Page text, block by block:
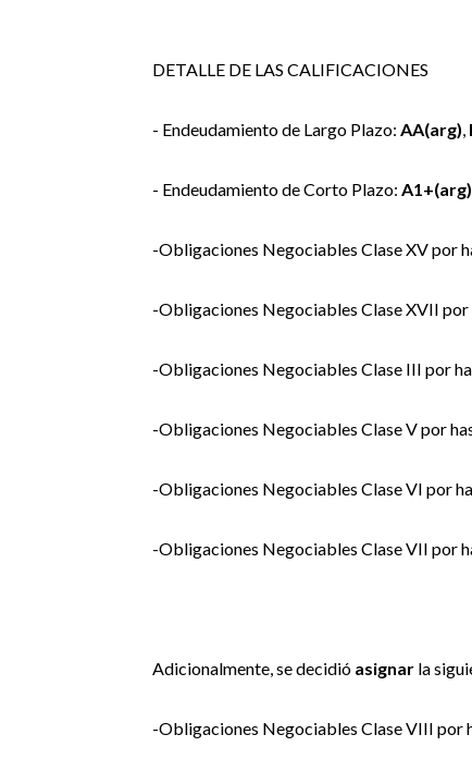
DETALLE DE LAS CALIFICACIONES
- Endeudamiento de Largo Plazo: AA(arg),
- Endeudamiento de Corto Plazo: A1+(arg)
-Obligaciones Negociables Clase XV por
-Obligaciones Negociables Clase XVII por
-Obligaciones Negociables Clase III por
-Obligaciones Negociables Clase V por
-Obligaciones Negociables Clase VI por
-Obligaciones Negociables Clase VII por
Adicionalmente, se decidió asignarla
-Obligaciones Negociables Clase VIII por